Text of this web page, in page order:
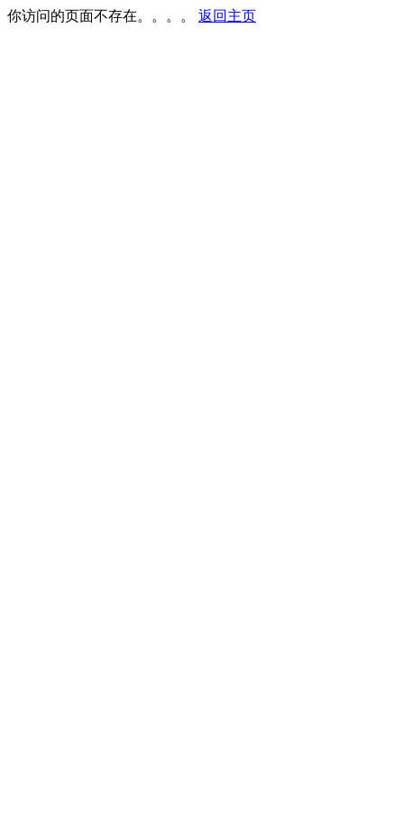
你访问的页面不存在。。。。 返回主页